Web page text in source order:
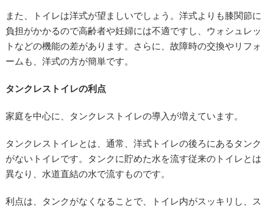
また、トイレは洋式が望ましいでしょう。洋式よりも膝関節に
負担がかかるので高齢者や妊婦には不適ですし、ウォシュレッ
トなどの機能の差があります。さらに、故障時の交換やリフォ
ームも、洋式の方が簡単です。
タンクレストイレの利点
家庭を中心に、タンクレストイレの導入が増えています。
タンクレストイレとは、通常、洋式トイレの後ろにあるタンク
がないトイレです。タンクに貯めた水を流す従来のトイレとは
異なり、水道直結の水で流すものです。
利点は、タンクがなくなることで、トイレ内がスッキリし、ス